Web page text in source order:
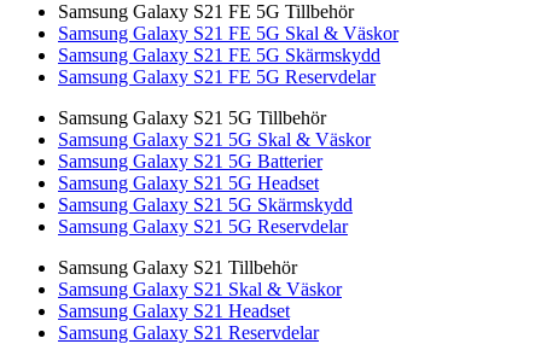
Samsung Galaxy S21 FE 5G Tillbehör
Samsung Galaxy S21 FE 5G Skal & Väskor
Samsung Galaxy S21 FE 5G Skärmskydd
Samsung Galaxy S21 FE 5G Reservdelar
Samsung Galaxy S21 5G Tillbehör
Samsung Galaxy S21 5G Skal & Väskor
Samsung Galaxy S21 5G Batterier
Samsung Galaxy S21 5G Headset
Samsung Galaxy S21 5G Skärmskydd
Samsung Galaxy S21 5G Reservdelar
Samsung Galaxy S21 Tillbehör
Samsung Galaxy S21 Skal & Väskor
Samsung Galaxy S21 Headset
Samsung Galaxy S21 Reservdelar